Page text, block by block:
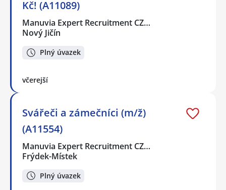
Kč! (A11089)
Manuvia Expert Recruitment CZ…
Nový Jičín
Plný úvazek
včerejší
Svářeči a zámečníci (m/ž)
(A11554)
Manuvia Expert Recruitment CZ…
Frýdek-Místek
Plný úvazek